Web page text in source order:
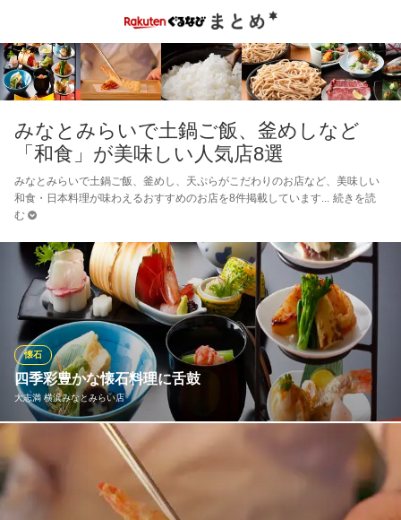
みなとみらいで土鍋ご飯、釜めしなど
「和食」が美味しい人気店8選
みなとみらいで土鍋ご飯、釜めし、天ぷらがこだわりのお店など、美味しい
和食・日本料理が味わえるおすすめのお店を8件掲載しています
続きを読
む
四季彩豊かな懐石料理に舌鼓
大志満 横浜みなとみらい店
懐石
大志満の前身は江戸時代に石川県山中温泉で創業した老舗旅館。
加賀料理の伝統を受け継ぎながらも、新時代の風を吹き込んだコ
ース料理をお愉しみいただけます。「人との縁は、宴で深ま
る」。そう私どもは考えています。器の中に繰り広げられる四季